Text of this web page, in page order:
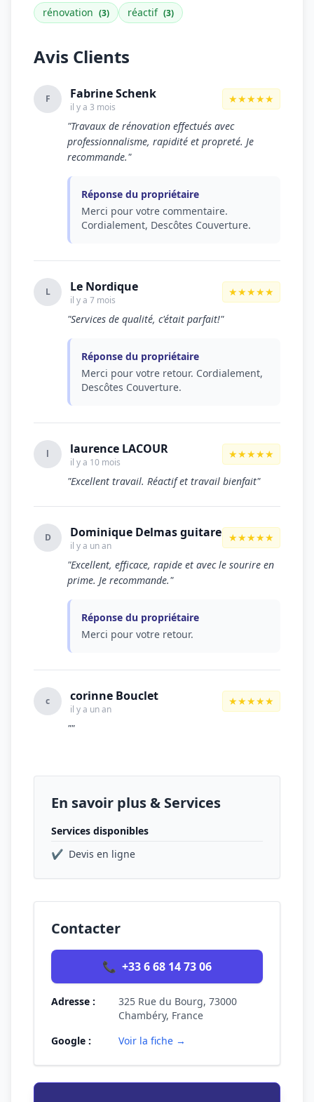
rénovation (3) réactif (3)
Avis Clients
F Fabrine Schenk
il y a 3 mois
★★★★★
"Travaux de rénovation effectués avec
professionnalisme, rapidité et propreté. Je
recommande."
Réponse du propriétaire
Merci pour votre commentaire.
Cordialement, Descôtes Couverture.
L Le Nordique
il y a 7 mois
★★★★★
"Services de qualité, c'était parfait!"
Réponse du propriétaire
Merci pour votre retour. Cordialement,
Descôtes Couverture.
l laurence LACOUR
il y a 10 mois
★★★★★
"Excellent travail. Réactif et travail bienfait"
D Dominique Delmas guitare
il y a un an
★★★★★
"Excellent, efficace, rapide et avec le sourire en
prime. Je recommande."
Réponse du propriétaire
Merci pour votre retour.
c corinne Bouclet
il y a un an
★★★★★
""
En savoir plus & Services
Services disponibles
✔ Devis en ligne
Contacter
📞 +33 6 68 14 73 06
Adresse :
325 Rue du Bourg, 73000
Chambéry, France
Google :
Voir la fiche →